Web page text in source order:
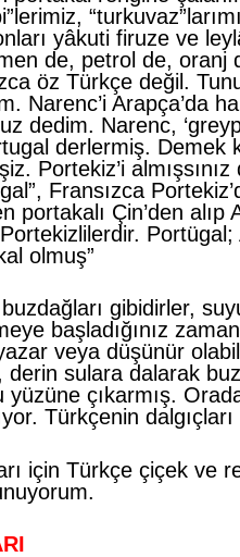
yâkuti firuze ve
de, petrol de, oranj
öz Türkçe değil.
Narenc’i Arapça’da
dedim. Narenc,
derlermiş. Demek
Portekiz’i
Fransızca
portakalı Çin’den alıp
olmuş”
gibidirler,
başladığınız
veya düşünür
derin sulara dalarak
yüzüne çıkarmış.
Türkçenin
için Türkçe çiçek ve